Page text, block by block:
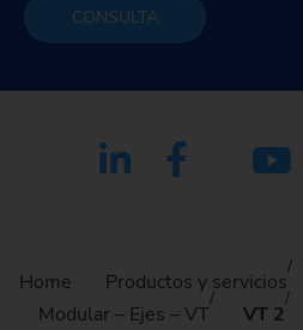
CONSULTA
Home Productos y servicios
Modular – Ejes – VT
VT 2